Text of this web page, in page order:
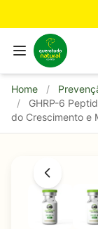
Home /
/
GHRP-6
do Crescimento e